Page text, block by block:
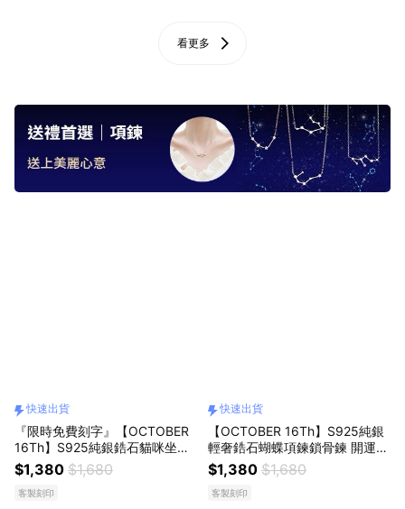
看更多
快速出貨
『限時免費刻字』【OCTOBER
16Th】S925純銀鋯石貓咪坐月
亮項鍊鎖骨鍊CRY2183 開運 生
日禮物 閨蜜禮物 情人節禮物 客
製化禮物 NOV14
$1,380 $1,680
客製刻印
快速出貨
【OCTOBER 16Th】S925純銀
輕奢鋯石蝴蝶項鍊鎖骨鍊 開運
生日禮物 閨蜜禮物 情人節禮物
交換禮物 客製化禮物
$1,380 $1,680
客製刻印